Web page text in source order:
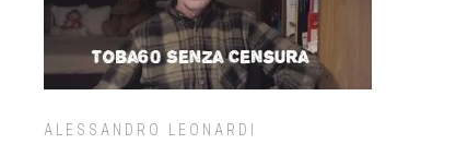
ALESSANDRO LEONARDI